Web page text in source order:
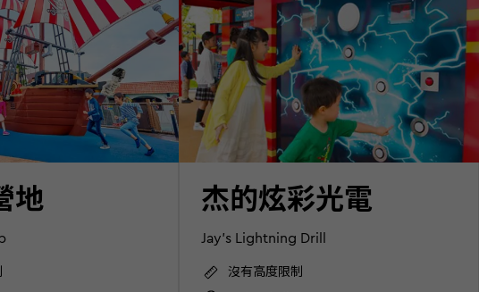
地 杰的炫彩光電
Jay's Lightning Drill
沒有高度限制